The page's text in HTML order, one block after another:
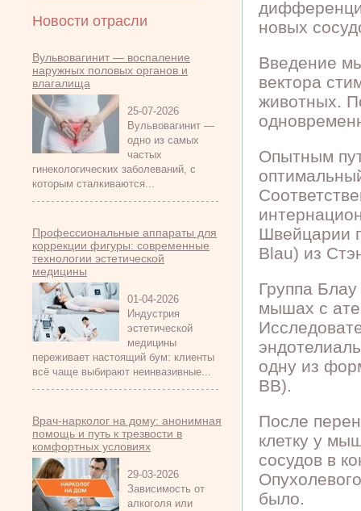
Новости отрасли
Вульвовагинит — воспаление
наружных половых органов и
влагалища
25-07-2026
Вульвовагинит —
одно из самых
частых
гинекологических заболеваний, с
которым сталкиваются...
Профессиональные аппараты для
коррекции фигуры: современные
технологии эстетической
медицины
01-04-2026
Индустрия
эстетической
медицины
переживает настоящий бум: клиенты
всё чаще выбирают неинвазивные...
Врач-нарколог на дому: анонимная
помощь и путь к трезвости в
комфортных условиях
29-03-2026
Зависимость от
алкоголя или
новых
Введение
вектора
животных.
Опытным
Швейцарии
Blau) из
Группа
мышах с
одну из
BB).
После
клетку у
сосудов в
было.